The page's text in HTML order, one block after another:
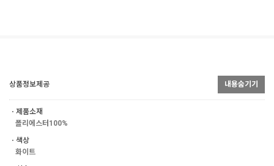
상품정보제공 내용숨기기
ㆍ제품소재
폴리에스터100%
ㆍ색상
화이트